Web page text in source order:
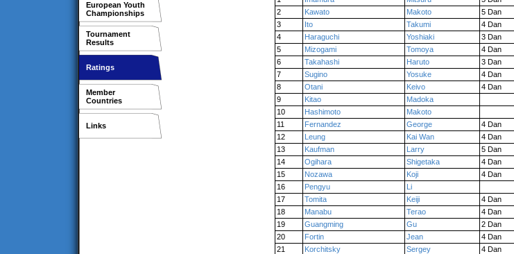
European Youth
Championships
Tournament
Results
Ratings
Member
Countries
Links
2
Kawato Makoto 5 Dan
3
Ito Takumi 4 Dan
4
Haraguchi Yoshiaki 3 Dan
5
Mizogami Tomoya 4 Dan
6
Takahashi Haruto 3 Dan
7
Sugino Yosuke 4 Dan
8
Otani Keivo 4 Dan
9
Kitao Madoka
10
Hashimoto Makoto
11
Fernandez George 4 Dan
12
Leung Kai Wan 4 Dan
13
Kaufman Larry 5 Dan
14
Ogihara Shigetaka 4 Dan
15
Nozawa Koji 4 Dan
16
Pengyu Li
17
Tomita Keiji 4 Dan
18
Manabu Terao 4 Dan
19
Guangming Gu 2 Dan
20
Fortin Jean 4 Dan
21
Korchitsky Sergey 4 Dan